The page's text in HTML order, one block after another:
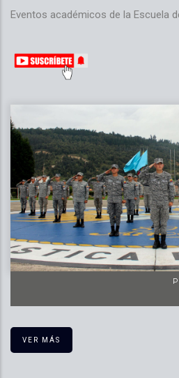
Eventos académicos de la Escuela
VER MÁS